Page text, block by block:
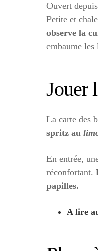
Ouvert
Petite et
observe la
embaume
Jouer
La carte des
spritz au
En entrée,
réconfortant.
papilles.
A lire